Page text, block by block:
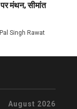
मंथन, सीमांत
Singh Rawat
August 2026